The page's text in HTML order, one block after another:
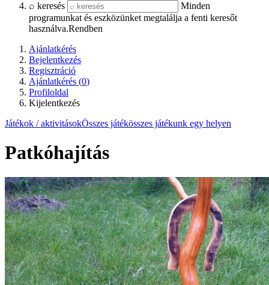
⌕ keresés
Minden
programunkat és eszközünket megtalálja a fenti keresőt
használva.Rendben
Ajánlatkérés
Bejelentkezés
Regisztráció
Ajánlatkérés (0)
Profiloldal
Kijelentkezés
Játékok / aktivitásokÖsszes játékösszes játékunk egy helyen
Patkóhajítás